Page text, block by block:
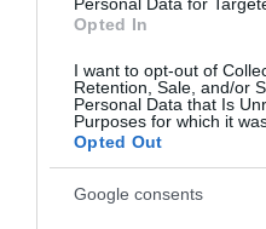
Opted In
I want to opt-out of
Retention, Sale, and/or
Personal Data that Is
Purposes for which it
Opted Out
Google consents
ITT AZ ÚJ
írta
Aki egy kicsit is próbál